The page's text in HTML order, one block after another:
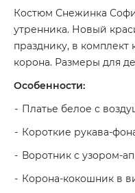
Костюм Снежинка
утренника. Новый
празднику, в комплект
корона. Размеры для
Особенности:
Платье белое с
Короткие рукава-
Воротник с узором-
Корона-кокошник в